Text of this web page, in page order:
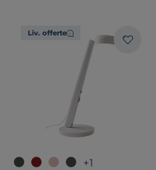
Liv. offerte
+1